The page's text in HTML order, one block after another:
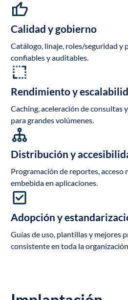
Calidad y gobierno
Catálogo, linaje, roles/seguridad y
confiables y auditables.
Rendimiento y
Caching, aceleración de consultas
para grandes volúmenes.
Distribución y
Programación de reportes, acceso
embebida en aplicaciones.
Adopción y
Guías de uso, plantillas y mejores
consistente en toda la organización.